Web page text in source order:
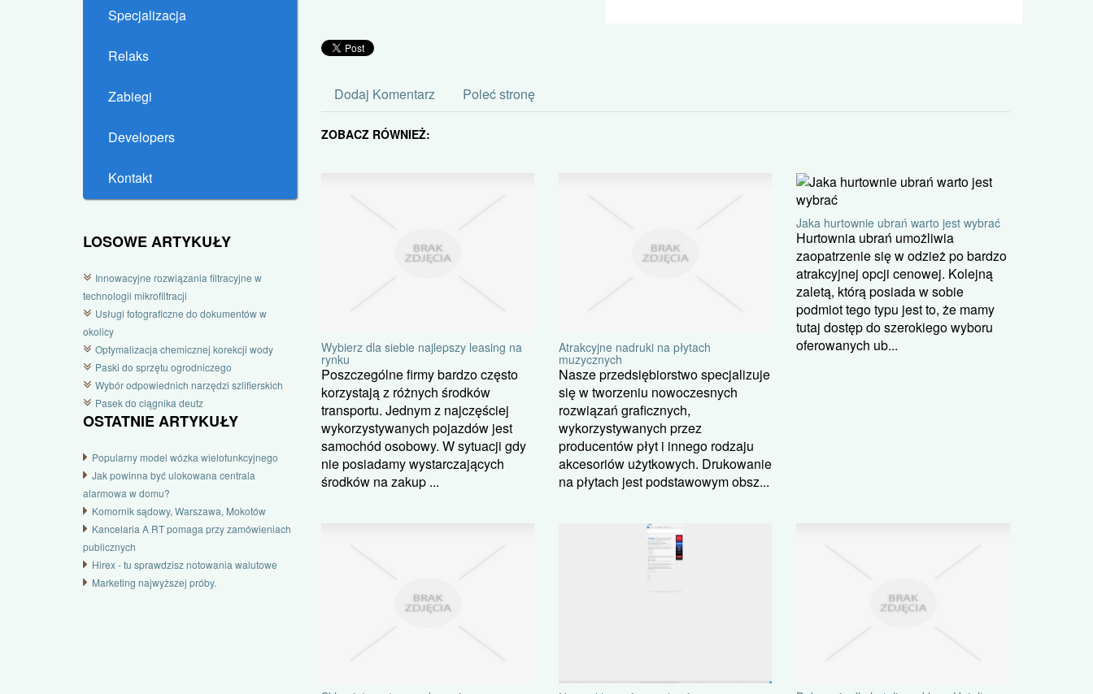
Specjalizacja
Relaks
Zabiegi
Developers
Kontakt
LOSOWE ARTYKUŁY
Innowacyjne rozwiązania filtracyjne w
technologii mikrofiltracji
Usługi fotograficzne do dokumentów w
okolicy
Optymalizacja chemicznej korekcji wody
Paski do sprzętu ogrodniczego
Wybór odpowiednich narzędzi szlifierskich
Pasek do ciągnika deutz
OSTATNIE ARTYKUŁY
Popularny model wózka wielofunkcyjnego
Jak powinna być ulokowana centrala
alarmowa w domu?
Komornik sądowy, Warszawa, Mokotów
Kancelaria A RT pomaga przy zamówieniach
publicznych
Hirex - tu sprawdzisz notowania walutowe
Marketing najwyższej próby.
Dodaj Komentarz Poleć stronę
ZOBACZ RÓWNIEŻ:
Wybierz dla siebie najlepszy leasing na
rynku
Poszczególne firmy bardzo często
korzystają z różnych środków
transportu. Jednym z najczęściej
wykorzystywanych pojazdów jest
samochód osobowy. W sytuacji gdy
nie posiadamy wystarczających
środków na zakup ...
Atrakcyjne nadruki na płytach
muzycznych
Nasze przedsiębiorstwo specjalizuje
się w tworzeniu nowoczesnych
rozwiązań graficznych,
wykorzystywanych przez
producentów płyt i innego rodzaju
akcesoriów użytkowych. Drukowanie
na płytach jest podstawowym obsz...
Jaka hurtownie ubrań warto jest wybrać
Hurtownia ubrań umożliwia
zaopatrzenie się w odzież po bardzo
atrakcyjnej opcji cenowej. Kolejną
zaletą, którą posiada w sobie
podmiot tego typu jest to, że mamy
tutaj dostęp do szerokiego wyboru
oferowanych ub...